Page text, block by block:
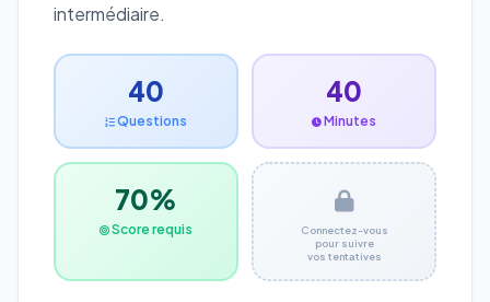
intermédiaire.
40
Questions
40
Minutes
70%
Score requis
Connectez-vous
pour suivre
vos tentatives